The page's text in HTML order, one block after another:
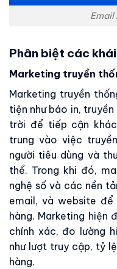
Email
Phân biệt các
Marketing truyền
Marketing truyền
tiện như báo in,
trời để tiếp cận
trung vào việc
người tiêu dùng và
thể. Trong khi đó,
nghệ số và các nền
email, và website
hàng. Marketing hiện
chính xác, đo lường
như lượt truy cập, tỷ
hàng.